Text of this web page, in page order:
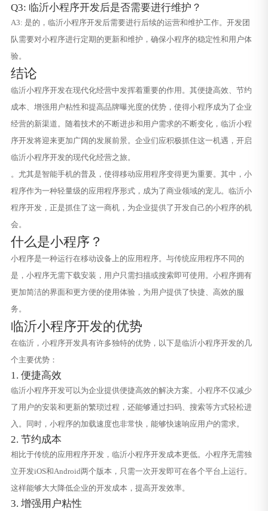
Q3: 临沂小程序开发后是否需要进行维护？
A3: 是的，临沂小程序开发后需要进行后续的运营和维护工作。开发团
队需要对小程序进行定期的更新和维护，确保小程序的稳定性和用户体
验。
结论
临沂小程序开发在现代化经营中发挥着重要的作用。其便捷高效、节约
成本、增强用户粘性和提高品牌曝光度的优势，使得小程序成为了企业
经营的新渠道。随着技术的不断进步和用户需求的不断变化，临沂小程
序开发将迎来更加广阔的发展前景。企业们应积极抓住这一机遇，开启
临沂小程序开发的现代化经营之旅。
。尤其是智能手机的普及，使得移动应用程序变得更为重要。其中，小
程序作为一种轻量级的应用程序形式，成为了商业领域的宠儿。临沂小
程序开发，正是抓住了这一商机，为企业提供了开发自己的小程序的机
会。
什么是小程序？
小程序是一种运行在移动设备上的应用程序。与传统应用程序不同的
是，小程序无需下载安装，用户只需扫描或搜索即可使用。小程序拥有
更加简洁的界面和更方便的使用体验，为用户提供了快捷、高效的服
务。
临沂小程序开发的优势
在临沂，小程序开发具有许多独特的优势，以下是临沂小程序开发的几
个主要优势：
1. 便捷高效
临沂小程序开发可以为企业提供便捷高效的解决方案。小程序不仅减少
了用户的安装和更新的繁琐过程，还能够通过扫码、搜索等方式轻松进
入。同时，小程序的加载速度也非常快，能够快速响应用户的需求。
2. 节约成本
相比于传统的应用程序开发，临沂小程序开发成本更低。小程序无需独
立开发iOS和Android两个版本，只需一次开发即可在各个平台上运行。
这样能够大大降低企业的开发成本，提高开发效率。
3. 增强用户粘性